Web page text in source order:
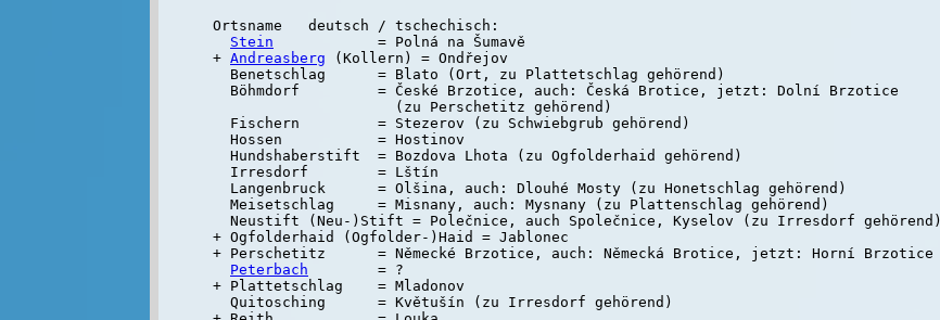
Ortsname   deutsch / tschechisch:
Stein
            = Polná na Šumavě
+ Andreasberg (Kollern) = Ondřejov
  Benetschlag      = Blato (Ort, zu Plattetschlag gehörend)
  Böhmdorf         = České Brzotice, auch: Česká Brotice, jetzt: Dolní Brzotice
                     (zu Perschetitz gehörend)
  Fischern         = Stezerov (zu Schwiebgrub gehörend)
  Hossen           = Hostinov
  Hundshaberstift  = Bozdova Lhota (zu Ogfolderhaid gehörend)
  Irresdorf        = Lštín
  Langenbruck      = Olšina, auch: Dlouhé Mosty (zu Honetschlag gehörend)
  Meisetschlag     = Misnany, auch: Mysnany (zu Plattenschlag gehörend)
  Neustift (Neu-)Stift = Polečnice, auch Společnice, Kyselov (zu Irresdorf gehörend)
+ Ogfolderhaid (Ogfolder-)Haid = Jablonec
+ Perschetitz      = Německé Brzotice, auch: Německá Brotice, jetzt: Horní Brzotice
Peterbach
        = ?
+ Plattetschlag    = Mladonov
  Quitosching      = Květušín (zu Irresdorf gehörend)